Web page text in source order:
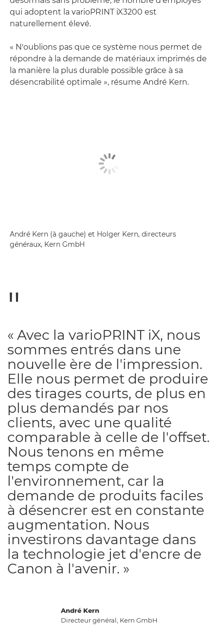
qui adoptent la varioPRINT iX3200 est
naturellement élevé.
« N'oublions pas que ce système nous permet de
répondre à la demande de matériaux imprimés de
la manière la plus durable possible grâce à sa
désencrabilité optimale », résume André Kern.
André Kern (à gauche) et Holger Kern, directeurs
généraux, Kern GmbH
André Kern
Directeur général, Kern GmbH
« Avec la varioPRINT iX, nous
sommes entrés dans une
nouvelle ère de l'impression.
Elle nous permet de produire
des tirages courts, de plus en
plus demandés par nos
clients, avec une qualité
comparable à celle de l'offset.
Nous tenons en même
temps compte de
l'environnement, car la
demande de produits faciles
à désencrer est en constante
augmentation. Nous
investirons davantage dans
la technologie jet d'encre de
Canon à l'avenir. »